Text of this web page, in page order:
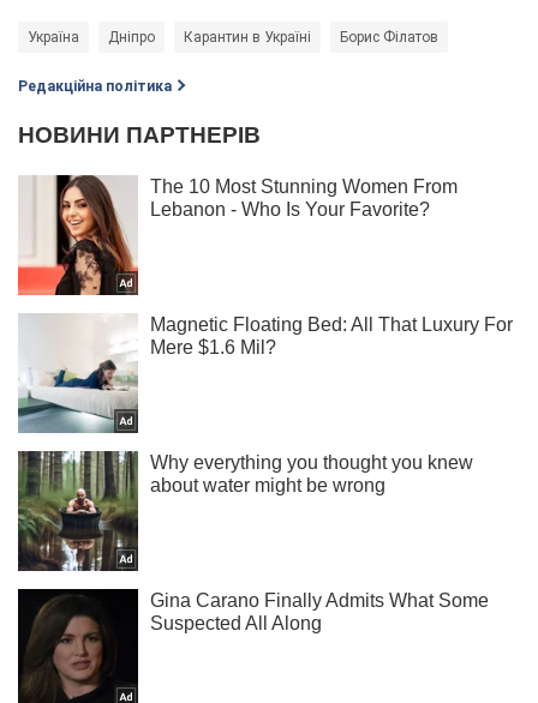
Україна Дніпро Карантин в Україні Борис Філатов
Редакційна політика